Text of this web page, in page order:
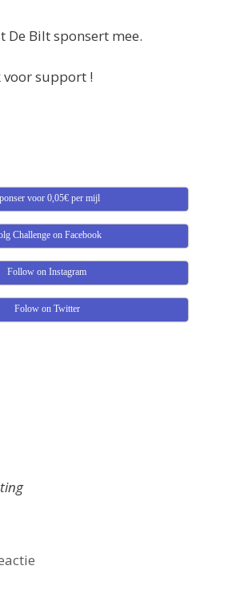
De Bilt sponsert mee.
voor support !
voor 0,05€ per mijl
Challenge on Facebook
Follow on Instagram
Folow on Twitter